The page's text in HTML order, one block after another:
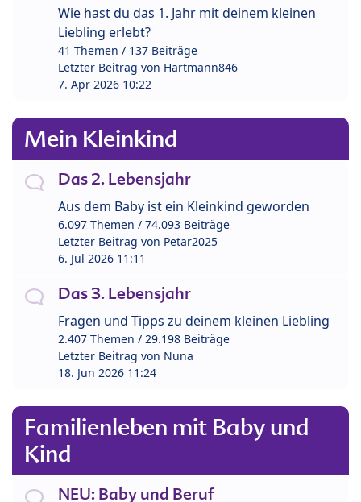
Wie hast du das 1. Jahr mit deinem kleinen
Liebling erlebt?
41 Themen / 137 Beiträge
Letzter Beitrag von Hartmann846
7. Apr 2026 10:22
Mein Kleinkind
Das 2. Lebensjahr
Aus dem Baby ist ein Kleinkind geworden
6.097 Themen / 74.093 Beiträge
Letzter Beitrag von Petar2025
6. Jul 2026 11:11
Das 3. Lebensjahr
Fragen und Tipps zu deinem kleinen Liebling
2.407 Themen / 29.198 Beiträge
Letzter Beitrag von Nuna
18. Jun 2026 11:24
Familienleben mit Baby und
Kind
NEU: Baby und Beruf